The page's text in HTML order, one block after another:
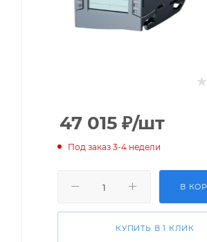
47 015₽/шт
Под заказ 3-4 недели
В
КУПИТЬ В 1 КЛИК